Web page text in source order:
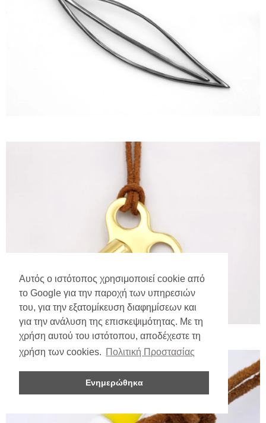
Αυτός ο ιστότοπος χρησιμοποιεί cookie από
το Google για την παροχή των υπηρεσιών
του, για την εξατομίκευση διαφημίσεων και
για την ανάλυση της επισκεψιμότητας. Με τη
χρήση αυτού του ιστότοπου, αποδέχεστε τη
χρήση των cookies. Πολιτική Προστασίας
Ενημερώθηκα